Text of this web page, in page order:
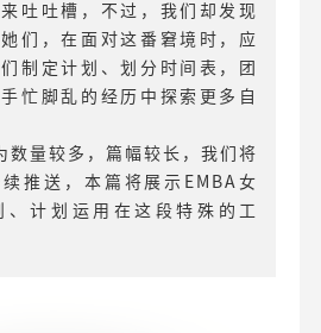
吐吐槽，不过，我们却发现
们，在面对这番窘境时，应
制定计划、划分时间表，团
忙脚乱的经历中探索更多自
数量较多，篇幅较长，我们将
推送，本篇将展示EMBA女
、计划运用在这段特殊的工